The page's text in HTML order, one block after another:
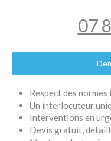
07
Respect des
Un interlocuteur
Interventions en
Devis gratuit,